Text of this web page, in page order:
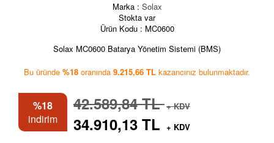
Marka : Solax
Stokta var
Ürün Kodu : MC0600
%18
indirim
42.589,84 TL+ KDV
34.910,13 TL + KDV
Bu üründe %18 oranında 9.215,66 TL kazancınız bulunmaktadır.
Solax MC0600 Batarya Yönetim Sistemi (BMS)